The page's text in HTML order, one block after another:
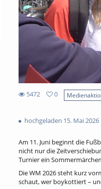
5472
views
0
hochgeladen 15. Mai 2026
Am 11. Juni beginnt die
nicht nur die
Turnier ein
Die WM 2026 steht kurz
schaut, wer boykottiert –